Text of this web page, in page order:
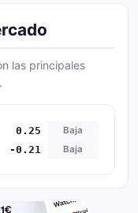
las principales
0.25 Baja
-0.21 Baja